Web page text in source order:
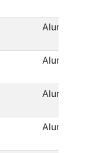
Alumínio
Alumínio
Alumínio
Alumínio